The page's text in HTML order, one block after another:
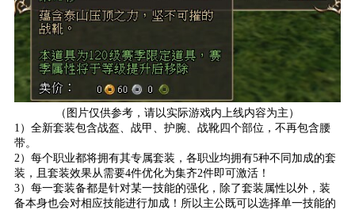
（图片仅供参考，请以实际游戏内上线内容为主）
1）全新套装包含战盔、战甲、护腕、战靴四个部位，不再包含腰
带。
2）每个职业都将拥有其专属套装，各职业均拥有5种不同加成的套
装，且套装效果从需要4件优化为集齐2件即可激活！
3）每一套装备都是针对某一技能的强化，除了套装属性以外，装
备本身也会对相应技能进行加成！所以主公既可以选择单一技能的